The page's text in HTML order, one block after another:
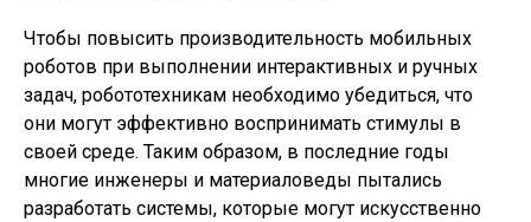
Чтобы повысить производительность мобильных
роботов при выполнении интерактивных и ручных
задач, робототехникам необходимо убедиться, что
они могут эффективно воспринимать стимулы в
своей среде. Таким образом, в последние годы
многие инженеры и материаловеды пытались
разработать системы, которые могут искусственно